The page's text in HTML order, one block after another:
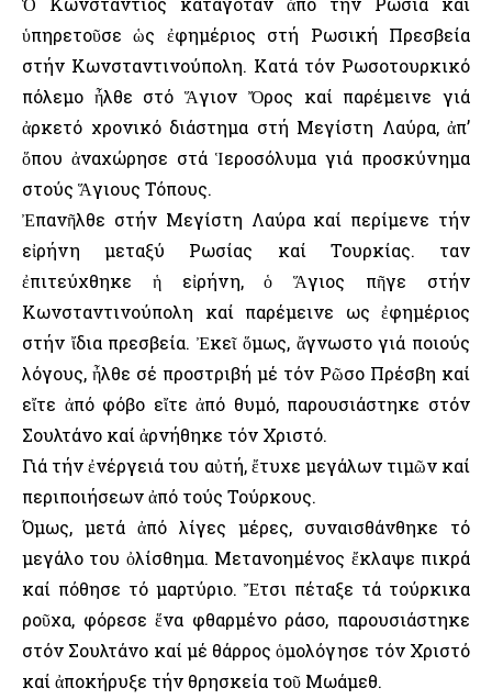
ὑπηρετοῦσε ὡς ἐφημέριος στή Ρωσική Πρεσβεία
στήν Κωνσταντινούπολη. Κατά τόν Ρωσοτουρκικό
πόλεμο ἦλθε στό Ἅγιον Ὄρος καί παρέμεινε γιά
ἀρκετό χρονικό διάστημα στή Μεγίστη Λαύρα, ἀπ’
ὅπου ἀναχώρησε στά Ἱεροσόλυμα γιά προσκύνημα
στούς Ἅγιους Τόπους.
Ἐπανῆλθε στήν Μεγίστη Λαύρα καί περίμενε τήν
εἰρήνη μεταξύ Ρωσίας καί Τουρκίας. Ὅταν
ἐπιτεύχθηκε ἡ εἰρήνη, ὁ Ἅγιος πῆγε στήν
Κωνσταντινούπολη καί παρέμεινε ως ἐφημέριος
στήν ἴδια πρεσβεία. Ἐκεῖ ὅμως, ἄγνωστο γιά ποιούς
λόγους, ἦλθε σέ προστριβή μέ τόν Ρῶσο Πρέσβη καί
εἴτε ἀπό φόβο εἴτε ἀπό θυμό, παρουσιάστηκε στόν
Σουλτάνο καί ἀρνήθηκε τόν Χριστό.
Γιά τήν ἐνέργειά του αὐτή, ἔτυχε μεγάλων τιμῶν καί
περιποιήσεων ἀπό τούς Τούρκους.
Όμως, μετά ἀπό λίγες μέρες, συναισθάνθηκε τό
μεγάλο του ὀλίσθημα. Μετανοημένος ἔκλαψε πικρά
καί πόθησε τό μαρτύριο. Ἔτσι πέταξε τά τούρκικα
ροῦχα, φόρεσε ἕνα φθαρμένο ράσο, παρουσιάστηκε
στόν Σουλτάνο καί μέ θάρρος ὁμολόγησε τόν Χριστό
καί ἀποκήρυξε τήν θρησκεία τοῦ Μωάμεθ.